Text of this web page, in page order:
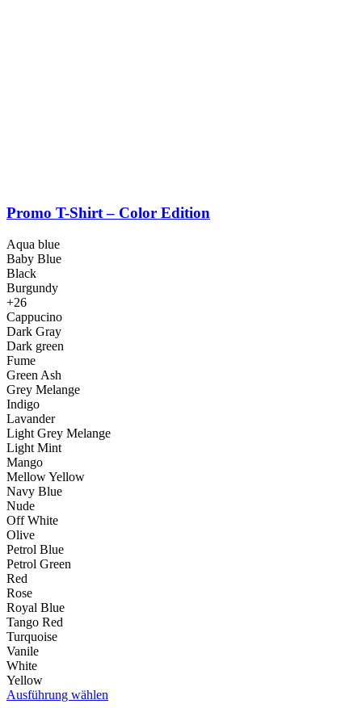
Promo T-Shirt – Color Edition
Aqua blue
Baby Blue
Black
Burgundy
+26
Cappucino
Dark Gray
Dark green
Fume
Green Ash
Grey Melange
Indigo
Lavander
Light Grey Melange
Light Mint
Mango
Mellow Yellow
Navy Blue
Nude
Off White
Olive
Petrol Blue
Petrol Green
Red
Rose
Royal Blue
Tango Red
Turquoise
Vanile
White
Yellow
Ausführung wählen